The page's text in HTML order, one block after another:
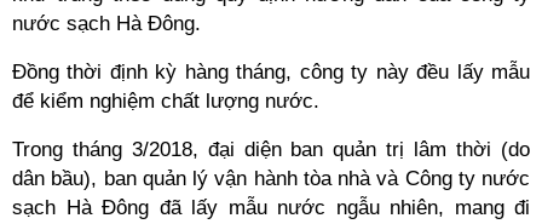
nước sạch Hà Đông.
Đồng thời định kỳ hàng tháng, công ty này đều lấy mẫu
để kiểm nghiệm chất lượng nước.
Trong tháng 3/2018, đại diện ban quản trị lâm thời (do
dân bầu), ban quản lý vận hành tòa nhà và Công ty nước
sạch Hà Đông đã lấy mẫu nước ngẫu nhiên, mang đi